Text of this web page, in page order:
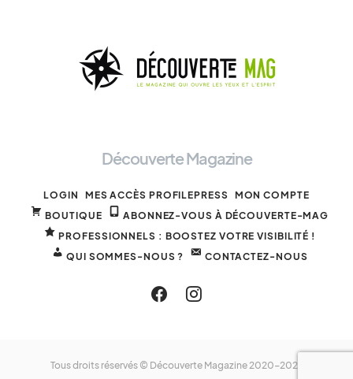
Découverte Magazine
LOGIN MES ACCÈS PROFILEPRESS MON COMPTE
BOUTIQUE
ABONNEZ-VOUS À DÉCOUVERTE-MAG
PROFESSIONNELS : BOOSTEZ VOTRE VISIBILITÉ !
QUI SOMMES-NOUS ?
CONTACTEZ-NOUS
Tous droits réservés © Découverte Magazine 2020-2025